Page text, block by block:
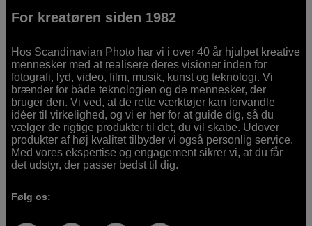
For kreatøren siden 1982
Hos Scandinavian Photo har vi i over 40 år hjulpet kreative
mennesker med at realisere deres visioner inden for
fotografi, lyd, video, film, musik, kunst og teknologi. Vi
brænder for både teknologien og de mennesker, der
bruger den. Vi ved, at de rette værktøjer kan forvandle
idéer til virkelighed, og vi er her for at guide dig, så du
vælger de rigtige produkter til det, du vil skabe. Udover
produkter af høj kvalitet tilbyder vi også personlig service.
Med vores ekspertise og engagement sikrer vi, at du får
det udstyr, der passer bedst til dig.
Følg os: